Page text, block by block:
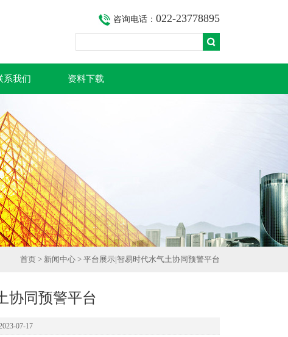
咨询电话： 022-23778895
系我们 资料下载
首页 > 新闻中心 > 平台展示|智易时代水气土协同预警平台
协同预警平台
07-17